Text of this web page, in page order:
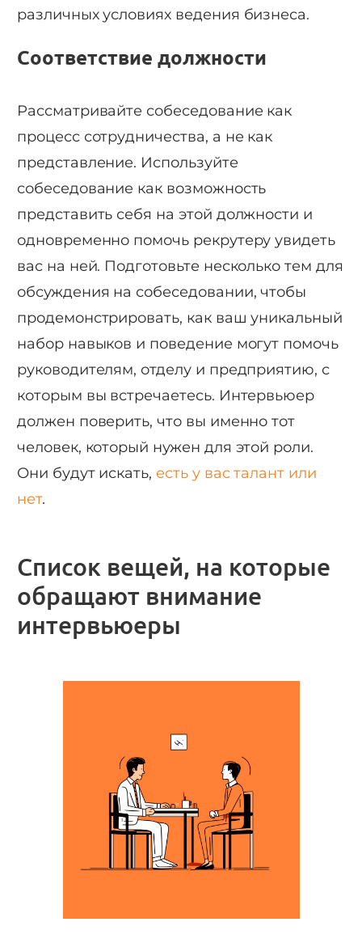
различных условиях ведения бизнеса.
Соответствие должности
Рассматривайте собеседование как
процесс сотрудничества, а не как
представление. Используйте
собеседование как возможность
представить себя на этой должности и
одновременно помочь рекрутеру увидеть
вас на ней. Подготовьте несколько тем для
обсуждения на собеседовании, чтобы
продемонстрировать, как ваш уникальный
набор навыков и поведение могут помочь
руководителям, отделу и предприятию, с
которым вы встречаетесь. Интервьюер
должен поверить, что вы именно тот
человек, который нужен для этой роли.
Они будут искать, есть у вас талант или
нет.
Список вещей, на которые
обращают внимание
интервьюеры